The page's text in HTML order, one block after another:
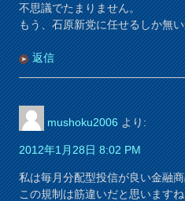
不思議でたまりません。
もう、石原新党に任せるしか無
返信
mushoku2006 より:
2012年1月28日 8:02 PM
私は毎月分配型投信が良い金融
この規制は筋違いだと思います